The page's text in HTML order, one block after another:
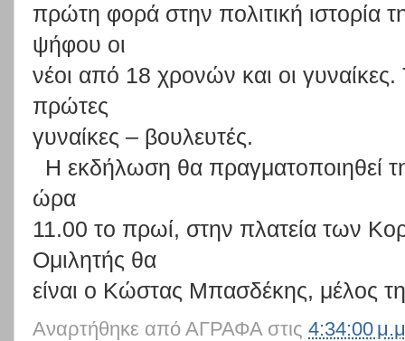
πρώτη φορά στην πολιτική ιστορία
ψήφου οι
νέοι από 18 χρονών και οι γυναίκες.
πρώτες
γυναίκες – βουλευτές.
Η εκδήλωση θα πραγματοποιηθεί
ώρα
11.00 το πρωί, στην πλατεία των
Oμιλητής θα
είναι ο Κώστας Μπασδέκης, μέλος
Αναρτήθηκε από ΑΓΡΑΦΑ στις 4:34:00